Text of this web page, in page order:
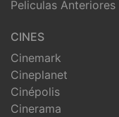
Peliculas Anteriores
CINES
Cinemark
Cineplanet
Cinépolis
Cinerama